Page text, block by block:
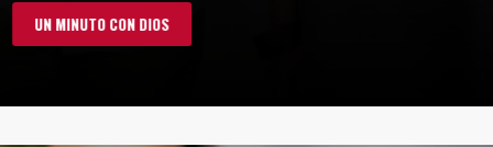
UN MINUTO CON DIOS